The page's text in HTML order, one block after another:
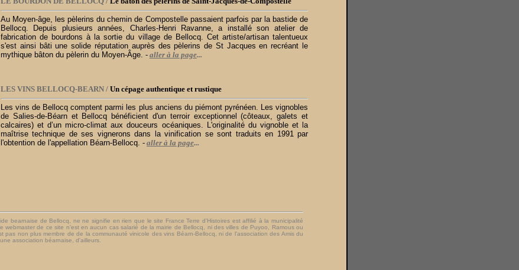
Au Moyen-âge, les pèlerins du chemin de Compostelle passaient parfois par la bastide de
Bellocq. Depuis plusieurs années, Charles-Henri Ravanne, a installé son atelier de
fabrication de bourdons à la sortie du village de Bellocq. Cet artiste/artisan talentueux
s'est ainsi bâti une solide réputation auprès des pèlerins de St Jacques en recréant le
mythique bâton du pèlerin du Moyen-Âge. - aller à la page...
LES VINS BELLOCQ-BEARN / Un cépage authentique et rustique
Les vins de Bellocq comptent parmi les plus anciens du piémont pyrénéen. Les vignobles
de Salies-de-Béarn et Bellocq bénéficient d'un terroir exceptionnel (côteaux, galets et
calcaires) et d’un micro-climat aux douceurs océaniques. L'originalité du vignoble et la
maîtrise technique de ses vignerons dans la vinification se sont traduits en 1991 par
l'obtention de l'appellation Béarn-Bellocq. - aller à la page...
bearnaise de Bellocq, ne ne signifie en rien que le site France Terre d'Histoires est affilié à la municipalité
webmaster de ce site n'est en aucun cas salarié de la mairie de Bellocq, ni des villes de Puyoo, Ramous ou
pas non plus membre de de la communauté vinicole des vins Béarn-Bellocq, ni de l'association des Amis du
association béarnaise, d'ailleurs.